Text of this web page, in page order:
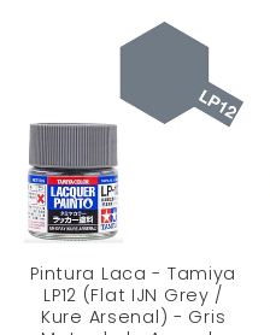
Pintura Laca - Tamiya
LP12 (Flat IJN Grey /
Kure Arsenal) - Gris